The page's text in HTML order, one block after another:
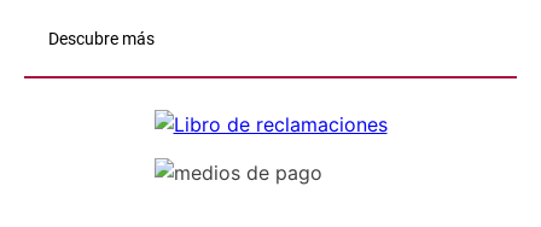
Descubre más